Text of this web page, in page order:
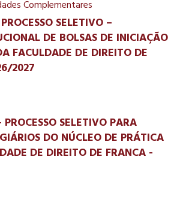
Complementares
SELETIVO –
DE BOLSAS DE INICIAÇÃO
FACULDADE DE DIREITO DE
2027
SELETIVO PARA
DO NÚCLEO DE PRÁTICA
DE DIREITO DE FRANCA -